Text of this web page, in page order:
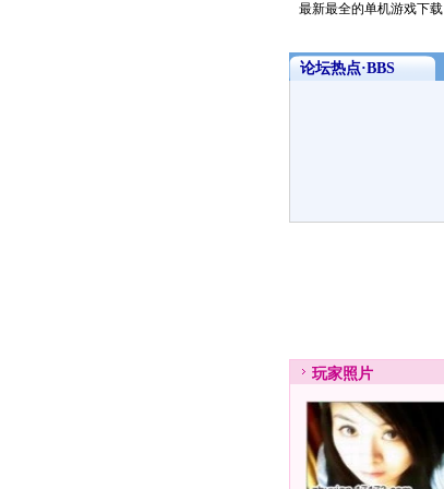
最新最全的单机游戏下载
论坛热点·BBS
玩家照片